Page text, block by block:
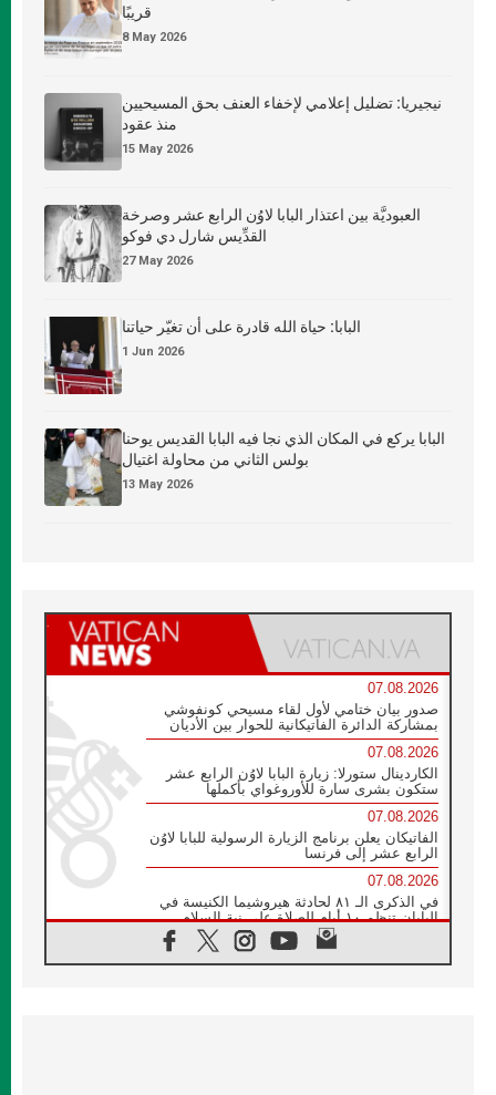
قريبًا
8 May 2026
نيجيريا: تضليل إعلامي لإخفاء العنف بحق المسيحيين
منذ عقود
15 May 2026
العبوديَّة بين اعتذار البابا لاوُن الرابع عشر وصرخة
القدِّيس شارل دي فوكو
27 May 2026
البابا: حياة الله قادرة على أن تغيّر حياتنا
1 Jun 2026
البابا يركع في المكان الذي نجا فيه البابا القديس يوحنا
بولس الثاني من محاولة اغتيال
13 May 2026
07.08.2026
صدور بيان ختامي لأول لقاء مسيحي كونفوشي
بمشاركة الدائرة الفاتيكانية للحوار بين الأديان
07.08.2026
الكاردينال ستورلا: زيارة البابا لاوُن الرابع عشر
ستكون بشرى سارة للأوروغواي بأكملها
07.08.2026
الفاتيكان يعلن برنامج الزيارة الرسولية للبابا لاوُن
الرابع عشر إلى فرنسا
07.08.2026
في الذكرى الـ ٨١ لحادثة هيروشيما الكنيسة في
اليابان تنظم ١٠ أيام للصلاة على نية السلام
الكنيسة في الأوروغواي: زيارة البابا ستعزز